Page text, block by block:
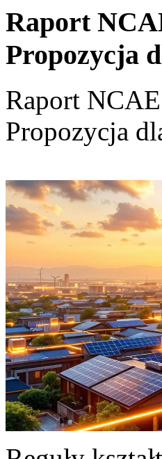
Raport
Propozycja
Raport
Propozycja